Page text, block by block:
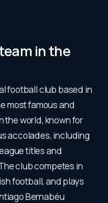
in the
football club based in
most famous and
the world, known for
accolades, including
titles and
club competes in
football, and plays
Bernabéu